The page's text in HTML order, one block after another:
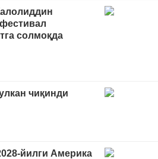
солмоқда
чиқинди
йилги Америка